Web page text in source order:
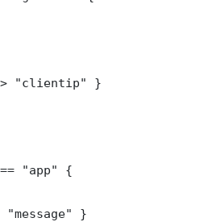
"clientip" }
"app" {
"message" }